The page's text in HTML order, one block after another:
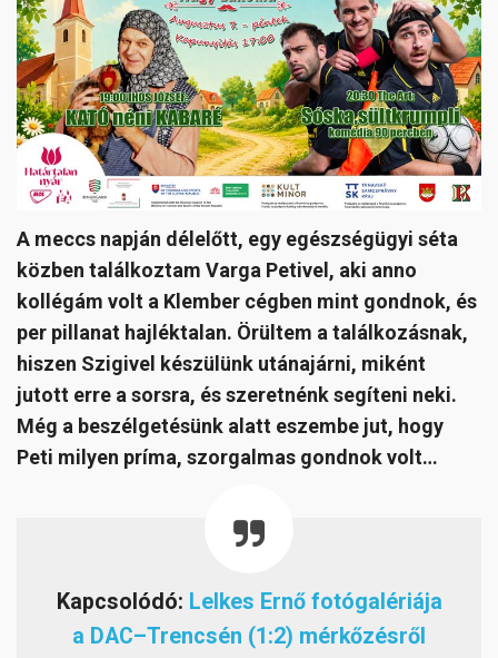
A meccs napján délelőtt, egy egészségügyi séta
közben találkoztam Varga Petivel, aki anno
kollégám volt a Klember cégben mint gondnok, és
per pillanat hajléktalan. Örültem a találkozásnak,
hiszen Szigivel készülünk utánajárni, miként
jutott erre a sorsra, és szeretnénk segíteni neki.
Még a beszélgetésünk alatt eszembe jut, hogy
Peti milyen príma, szorgalmas gondnok volt…
Kapcsolódó: Lelkes Ernő fotógalériája
a DAC–Trencsén (1:2) mérkőzésről